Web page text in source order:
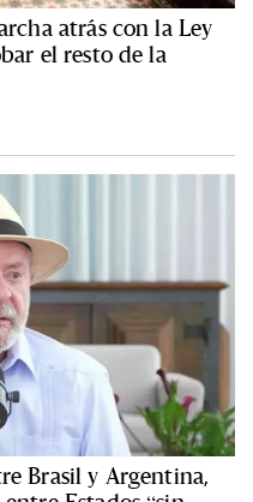
atrás con la Ley
el resto de la
Brasil y Argentina,